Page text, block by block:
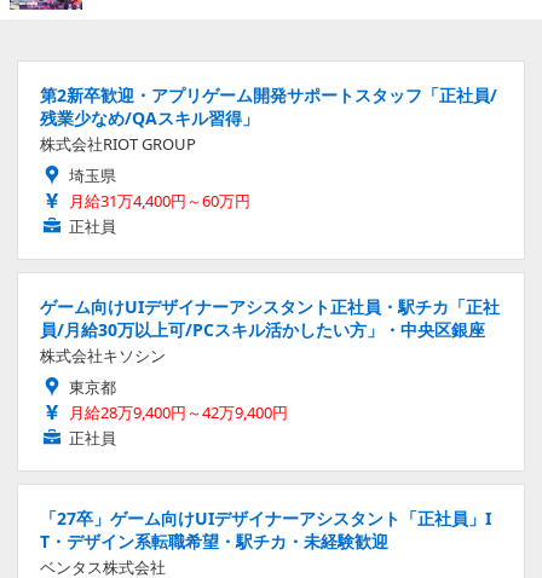
第2新卒歓迎・アプリゲーム開発サポートスタッフ「正社員/
残業少なめ/QAスキル習得」
株式会社RIOT GROUP
埼玉県
月給31万4,400円～60万円
正社員
ゲーム向けUIデザイナーアシスタント正社員・駅チカ「正社
員/月給30万以上可/PCスキル活かしたい方」・中央区銀座
株式会社キソシン
東京都
月給28万9,400円～42万9,400円
正社員
「27卒」ゲーム向けUIデザイナーアシスタント「正社員」I
T・デザイン系転職希望・駅チカ・未経験歓迎
ベンタス株式会社